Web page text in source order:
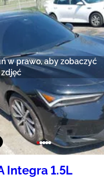
w prawo, aby zobaczyć
Integra 1.5L